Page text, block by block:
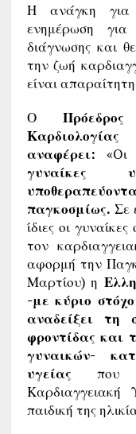
Η ανάγκη για
ενημέρωση
διάγνωσης και
την ζωή
είναι
Ο
αναφέρει:«Oι
γυναίκες
παγκοσμίως. Σε
ίδιες οι
τον
αφορμή την
Μαρτίου) η
-με κύριο
αναδείξει τη
φροντίδας και
γυναικών-
υγείας που
παιδική της